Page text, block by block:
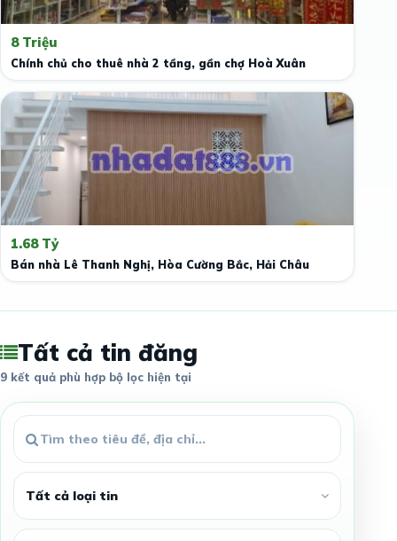
8 Triệu
Chính chủ cho thuê nhà 2 tầng, gần chợ Hoà Xuân
1.68 Tỷ
Bán nhà Lê Thanh Nghị, Hòa Cường Bắc, Hải Châu
Tất cả tin đăng
9 kết quả phù hợp bộ lọc hiện tại